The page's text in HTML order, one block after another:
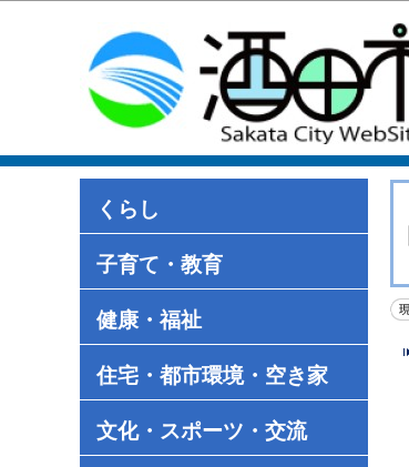
くらし
子育て・教育
健康・福祉
住宅・都市環境・空き家
文化・スポーツ・交流